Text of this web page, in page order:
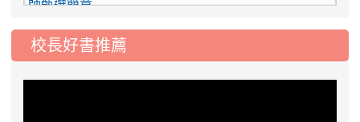
態編班結果公告
2026-07-31
公告
學校對面建案申請8月份「施
校長好書推薦